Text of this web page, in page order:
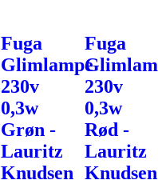
Fuga
Glimlampe
230v
0,3w
Grøn -
Lauritz
Knudsen
Fuga
230v
0,3w
Rød -
Lauritz
Knudsen